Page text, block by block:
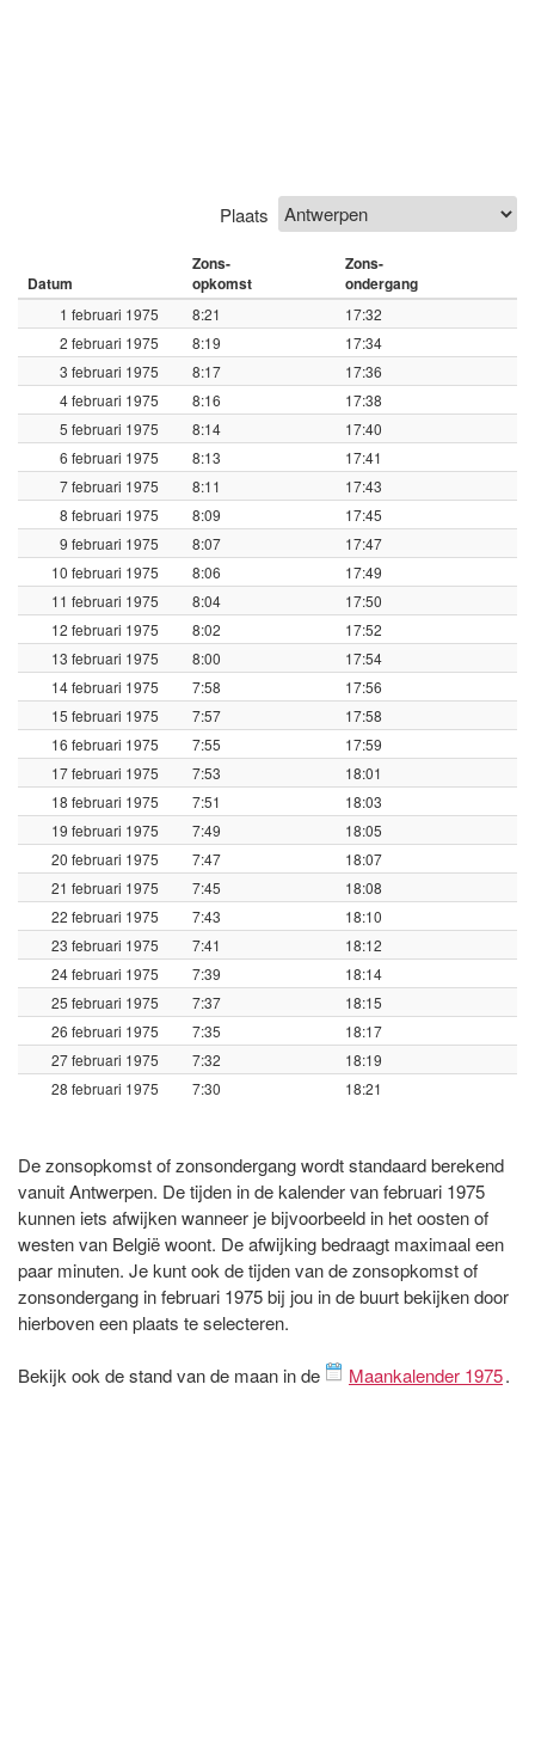
Plaats
Datum
Zons-
opkomst
Zons-
ondergang
1 februari 1975 8:21
17:32
2 februari 1975
8:19
17:34
3 februari 1975
8:17
17:36
4 februari 1975
8:16
17:38
5 februari 1975
8:14
17:40
6 februari 1975
8:13
17:41
7 februari 1975
8:11
17:43
8 februari 1975
8:09
17:45
9 februari 1975
8:07
17:47
10 februari 1975
8:06
17:49
11 februari 1975
8:04
17:50
12 februari 1975
8:02
17:52
13 februari 1975
8:00
17:54
14 februari 1975
7:58
17:56
15 februari 1975
7:57
17:58
16 februari 1975
7:55
17:59
17 februari 1975
7:53
18:01
18 februari 1975
7:51
18:03
19 februari 1975
7:49
18:05
20 februari 1975
7:47
18:07
21 februari 1975
7:45
18:08
22 februari 1975
7:43
18:10
23 februari 1975
7:41
18:12
24 februari 1975
7:39
18:14
25 februari 1975
7:37
18:15
26 februari 1975
7:35
18:17
27 februari 1975
7:32
18:19
28 februari 1975
7:30 18:21
De zonsopkomst of zonsondergang wordt standaard berekend
vanuit Antwerpen. De tijden in de kalender van februari 1975
kunnen iets afwijken wanneer je bijvoorbeeld in het oosten of
westen van België woont. De afwijking bedraagt maximaal een
paar minuten. Je kunt ook de tijden van de zonsopkomst of
zonsondergang in februari 1975 bij jou in de buurt bekijken door
hierboven een plaats te selecteren.
Bekijk ook de stand van de maan in de Maankalender 1975.